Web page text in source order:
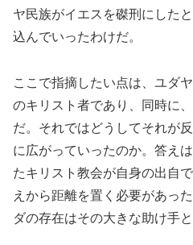
ヤ民族がイエスを磔刑にした
込んでいったわけだ。
ここで指摘したい点は、ユダ
のキリスト者であり、同時に
だ。それではどうしてそれが
に広がっていったのか。答え
たキリスト教会が自身の出自
えから距離を置く必要があっ
ダの存在はその大きな助け手と